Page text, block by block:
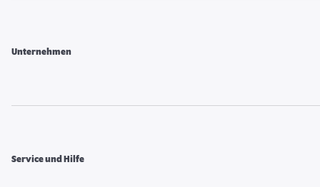
Unternehmen
Service und Hilfe